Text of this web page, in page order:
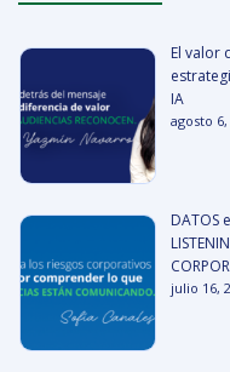
El valor
IA
agosto 6,
DATOS
julio 16,